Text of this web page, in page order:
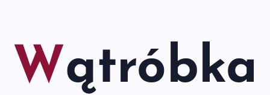
Wątróbka